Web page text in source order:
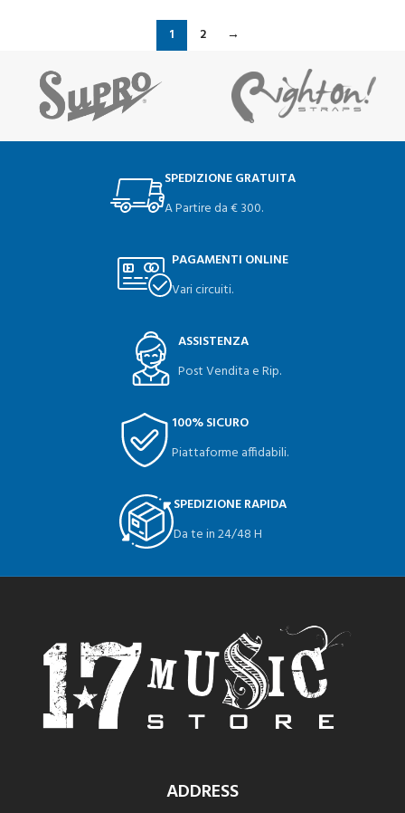
1 2 →
SPEDIZIONE GRATUITA
A Partire da € 300.
PAGAMENTI ONLINE
Vari circuiti.
ASSISTENZA
Post Vendita e Rip.
100% SICURO
Piattaforme affidabili.
SPEDIZIONE RAPIDA
Da te in 24/48 H
ADDRESS